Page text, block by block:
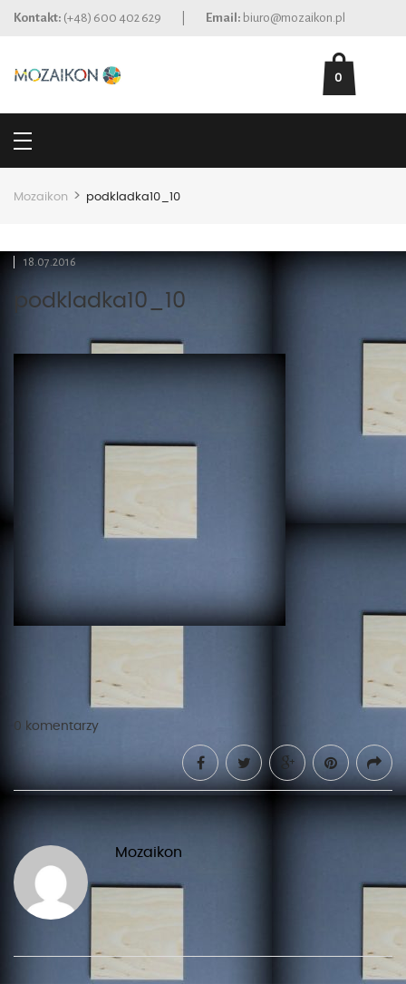
Kontakt: (+48) 600 402 629 Email: biuro@mozaikon.pl
0
Mozaikon > podkladka10_10
18.07.2016
podkladka10_10
0 komentarzy
Mozaikon